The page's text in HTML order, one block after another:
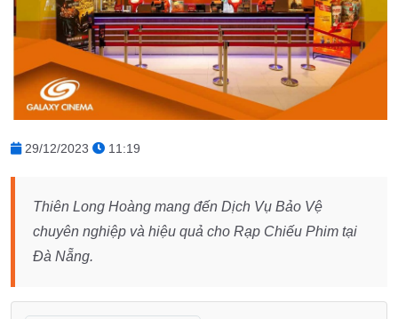
29/12/2023 11:19
Thiên Long Hoàng mang đến Dịch Vụ Bảo Vệ
chuyên nghiệp và hiệu quả cho Rạp Chiếu Phim tại
Đà Nẵng.